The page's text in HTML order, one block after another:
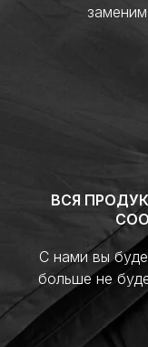
ВСЯ
С нами вы
больше не